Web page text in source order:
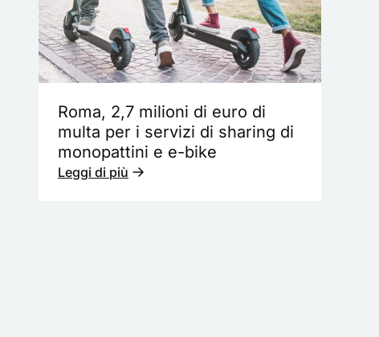
Roma, 2,7 milioni di euro di
multa per i servizi di sharing di
monopattini e e-bike
Leggi di più